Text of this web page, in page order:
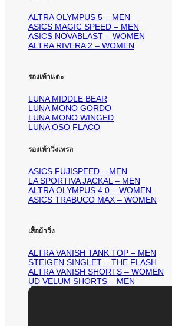
ALTRA OLYMPUS 5 – MEN
ASICS MAGIC SPEED – MEN
ASICS NOVABLAST – WOMEN
ALTRA RIVERA 2 – WOMEN
รองเท้าแตะ
LUNA MIDDLE BEAR
LUNA MONO GORDO
LUNA MONO WINGED
LUNA OSO FLACO
รองเท้าวิ่งเทรล
ASICS FUJISPEED – MEN
LA SPORTIVA JACKAL – MEN
ALTRA OLYMPUS 4.0 – WOMEN
ASICS TRABUCO MAX – WOMEN
เสื้อผ้าวิ่ง
ALTRA VANISH TANK TOP – MEN
STEIGEN SINGLET – THE FLASH
ALTRA VANISH SHORTS – WOMEN
UD VELUM SHORTS – MEN